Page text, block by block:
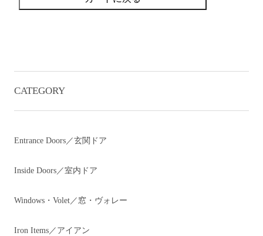
CATEGORY
Entrance Doors／玄関ドア
Inside Doors／室内ドア
Windows・Volet／窓・ヴォレー
Iron Items／アイアン